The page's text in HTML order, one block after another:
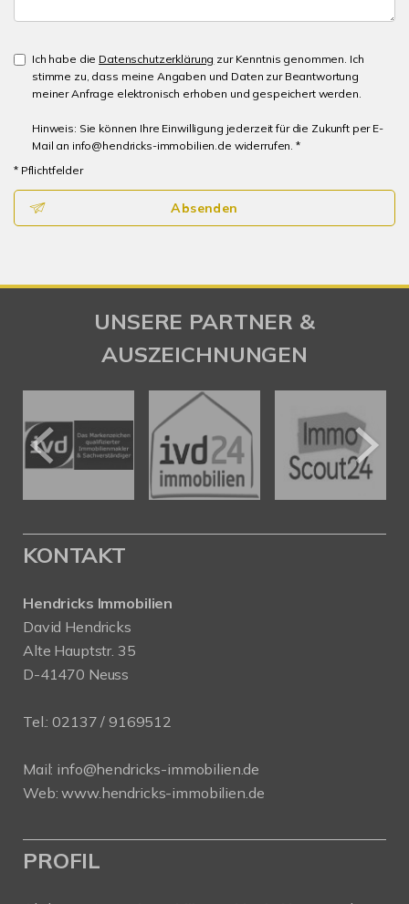
Ich habe die Datenschutzerklärung zur Kenntnis genommen. Ich
stimme zu, dass meine Angaben und Daten zur Beantwortung
meiner Anfrage elektronisch erhoben und gespeichert werden.
Hinweis: Sie können Ihre Einwilligung jederzeit für die Zukunft per E-
Mail an info@hendricks-immobilien.de widerrufen. *
* Pflichtfelder
Absenden
UNSERE PARTNER &
AUSZEICHNUNGEN
KONTAKT
Hendricks Immobilien
David Hendricks
Alte Hauptstr. 35
D-41470 Neuss
Tel.: 02137 / 9169512
Mail: info@hendricks-immobilien.de
Web:www.hendricks-immobilien.de
PROFIL